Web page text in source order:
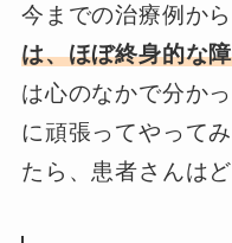
今までの治療例か
は、ほぼ終身的な
は心のなかで分か
に頑張ってやって
たら、患者さんは